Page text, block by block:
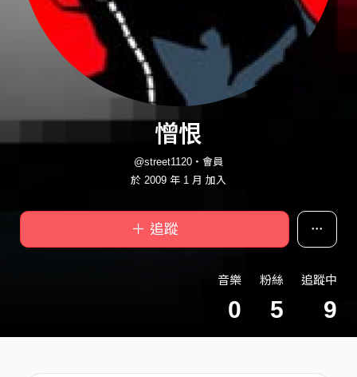
憎恨
@street1120・會員
於 2009 年 1 月 加入
＋ 追蹤
音樂
0
粉絲
5
追蹤中
9